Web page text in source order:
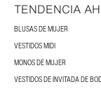
TENDENCIA
BLUSAS DE MUJER
VESTIDOS MIDI
MONOS DE MUJER
VESTIDOS DE INVITADA DE